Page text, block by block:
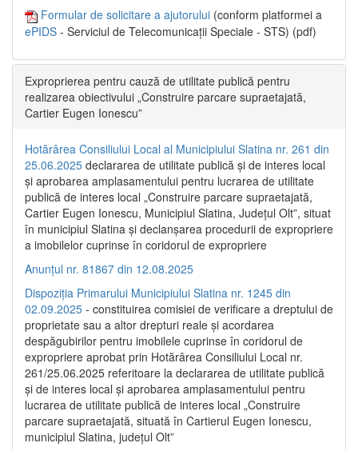
Formular de solicitare a ajutorului (conform platformei a
ePIDS - Serviciul de Telecomunicații Speciale - STS) (pdf)
Exproprierea pentru cauză de utilitate publică pentru
realizarea obiectivului „Construire parcare supraetajată,
Cartier Eugen Ionescu”
Hotărârea Consiliului Local al Municipiului Slatina nr. 261 din
25.06.2025 declararea de utilitate publică și de interes local
și aprobarea amplasamentului pentru lucrarea de utilitate
publică de interes local „Construire parcare supraetajată,
Cartier Eugen Ionescu, Municipiul Slatina, Județul Olt”, situat
în municipiul Slatina și declanșarea procedurii de expropriere
a imobilelor cuprinse în coridorul de expropriere
Anunțul nr. 81867 din 12.08.2025
Dispoziția Primarului Municipiului Slatina nr. 1245 din
02.09.2025 - constituirea comisiei de verificare a dreptului de
proprietate sau a altor drepturi reale și acordarea
despăgubirilor pentru imobilele cuprinse în coridorul de
expropriere aprobat prin Hotărârea Consiliului Local nr.
261/25.06.2025 referitoare la declararea de utilitate publică
și de interes local și aprobarea amplasamentului pentru
lucrarea de utilitate publică de interes local „Construire
parcare supraetajată, situată în Cartierul Eugen Ionescu,
municipiul Slatina, județul Olt”